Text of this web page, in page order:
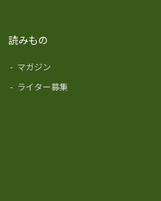
読みもの
- マガジン
- ライター募集